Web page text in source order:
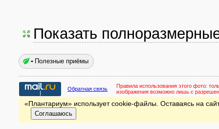
Показать
Полезные приёмы
Обратная связь Правила использования этого фото:
изображения возможно лишь с
«Плантариум» использует cookie-файлы. Оставаясь на
Соглашаюсь